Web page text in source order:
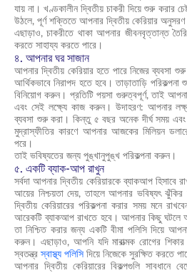
যায় না। খণ্ডকালীন দ্বিতীয় চাকরী দিয়ে শুরু করার
উঠলে, পূর্ণ শক্তিতে আপনার দ্বিতীয় কেরিয়ার
এছাড়াও, চাকরীতে থাকা আপনার জীবনবৃত্তান্ত
করতে সাহায্য করতে পারে।
৪. আপনার ঘর সাজান
আপনার দ্বিতীয় কেরিয়ার হতে পারে নিজের ব্যবসা
আর্থিকভাবে নিরাপদ হতে হবে। তাড়াতাড়ি
বিনিয়োগ করুন। প্রতিটি পয়সা গুরুত্বপূর্ণ, তাই
এবং সেই লক্ষ্যে কাজ করুন। উদাহরণ: আপনার
ব্যবসা শুরু করা। কিন্তু ৫ বছর অনেক দীর্ঘ সময়
মুদ্রাস্ফীতির কারণে আপনার আজকের মিলিয়ন
পরে।
তাই ভবিষ্যতের জন্য পুঙ্খানুপুঙ্খ পরিকল্পনা করুন।
৫. একটি ব্যাক-আপ রাখুন
সর্বদা আপনার দ্বিতীয় কেরিয়ারকে ব্যাকআপ হিসাবে
আয়ের নিশ্চয়তা দেয়, তাহলে আপনার ভবিষ্যৎ
দ্বিতীয় কেরিয়ারের পরিকল্পনা করার সময় মনে
আরেকটি ব্যাকআপ রাখতে হবে। আপনার কিছু ঘটলে
তা নিশ্চিত করার জন্য একটি বীমা পলিসি দিয়ে
করুন। এছাড়াও, আপনি যদি মারাত্মক রোগের
স্বতন্ত্রস্বাস্থ্য পলিসি দিয়ে নিজেকে সুরক্ষিত করতে
আপনার দ্বিতীয় কেরিয়ারের বিকল্পগুলি সাবধানে